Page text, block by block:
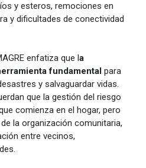
y esteros, remociones en
y dificultades de conectividad
enfatiza que l a
fundamental para
y salvaguardar vidas.
que la gestión del riesgo
comienza en el hogar, pero
la organización comunitaria,
entre vecinos,